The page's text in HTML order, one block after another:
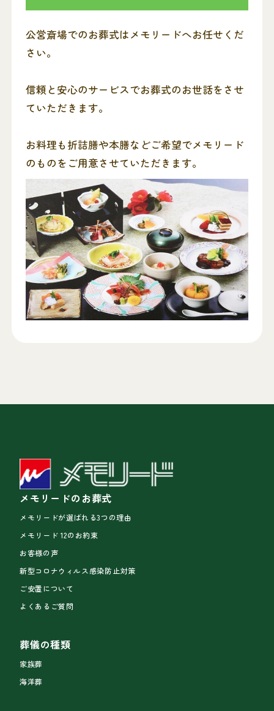
公営斎場でのお葬式はメモリードへお任せくだ
さい。
信頼と安心のサービスでお葬式のお世話をさせ
ていただきます。
お料理も折詰膳や本膳などご希望でメモリード
のものをご用意させていただきます。
メモリードのお葬式
メモリードが選ばれる3つの理由
メモリード 12のお約束
お客様の声
新型コロナウィルス感染防止対策
ご安置について
よくあるご質問
葬儀の種類
家族葬
海洋葬